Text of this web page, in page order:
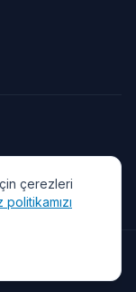
çerezleri